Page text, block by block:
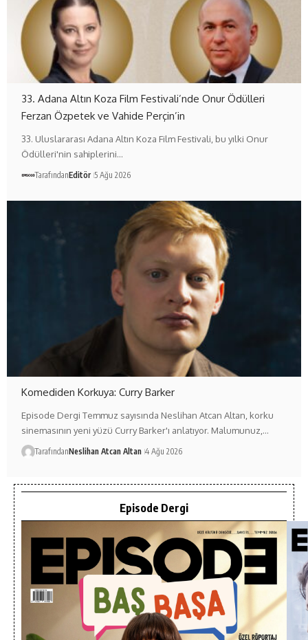
33. Adana Altın Koza Film Festivali’nde Onur Ödülleri
Ferzan Özpetek ve Vahide Perçin’in
33. Uluslararası Adana Altın Koza Film Festivali, bu yılki Onur
Ödülleri'nin sahiplerini…
TarafındanEditör 5 Ağu 2026
Komediden Korkuya: Curry Barker
Episode Dergi Temmuz sayısında Neslihan Atcan Altan, korku
sinemasının yeni yüzü Curry Barker'ı anlatıyor. Malumunuz,…
TarafındanNeslihan Atcan Altan 4 Ağu 2026
Episode Dergi